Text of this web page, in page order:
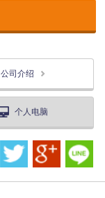
公司介绍
个人电脑